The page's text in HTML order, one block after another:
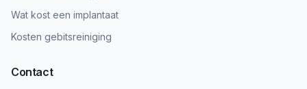
Wat kost een implantaat
Kosten gebitsreiniging
Contact